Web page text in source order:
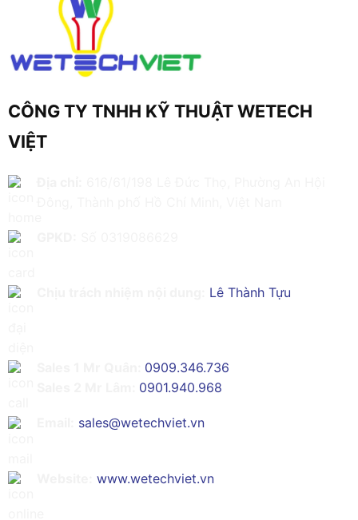
CÔNG TY TNHH KỸ THUẬT WETECH
VIỆT
Lê Thành Tựu
0909.346.736
0901.940.968
sales@wetechviet.vn
www.wetechviet.vn